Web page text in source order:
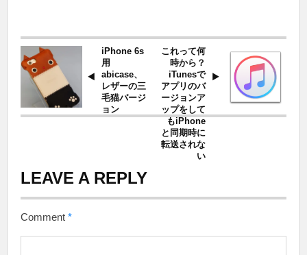
iPhone 6s
用
abicase、
レザーの三
毛猫バージ
ョン
これって何
時から？
iTunesで
アプリのバ
ージョンア
ップをして
もiPhone
と同期時に
転送されな
い
LEAVE A REPLY
Comment *